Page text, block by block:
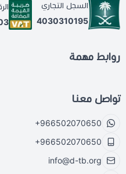
السجل التجاري
4030310195
روابط مهمة
تواصل معنا
+966502070650
+966502070650
info@d-tb.org